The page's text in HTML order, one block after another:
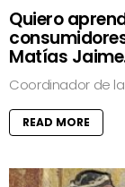
Quiero
Matías
Coordinador de
READ MORE